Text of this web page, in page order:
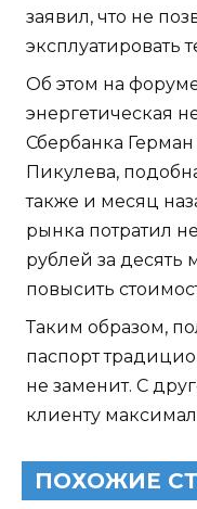
заявил, что не
эксплуатировать
Об этом на
энергетическая
Сбербанка
Пикулева,
также и месяц
рынка потратил
рублей за десять
повысить
Таким образом,
паспорт
не заменит. С
клиенту
ПОХОЖИЕ